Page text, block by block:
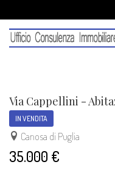
Via Cappellini -
IN VENDITA
Canosa di Puglia
35.000 €